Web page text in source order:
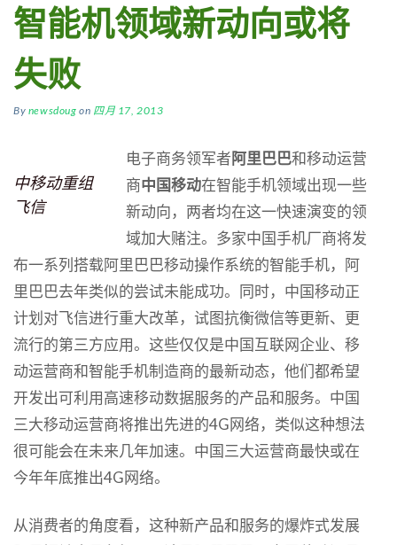
智能机领域新动向或将
失败
By newsdoug on 四月 17, 2013
中移动重组
飞信
电子商务领军者阿里巴巴和移动运营
商中国移动在智能手机领域出现一些
新动向，两者均在这一快速演变的领
域加大赌注。多家中国手机厂商将发
布一系列搭载阿里巴巴移动操作系统的智能手机，阿
里巴巴去年类似的尝试未能成功。同时，中国移动正
计划对飞信进行重大改革，试图抗衡微信等更新、更
流行的第三方应用。 这些仅仅是中国互联网企业、移
动运营商和智能手机制造商的最新动态，他们都希望
开发出可利用高速移动数据服务的产品和服务。中国
三大移动运营商将推出先进的4G网络，类似这种想法
很可能会在未来几年加速。中国三大运营商最快或在
今年年底推出4G网络。
从消费者的角度看，这种新产品和服务的爆炸式发展